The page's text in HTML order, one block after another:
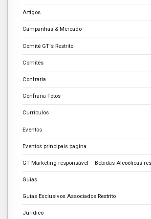
Artigos
Campanhas & Mercado
Comitê GT's Restrito
Comitês
Confraria
Confraria Fotos
Currículos
Eventos
Eventos principais pagina
GT Marketing responsável – Bebidas Alcoólicas
Guias
Guias Exclusivos Associados Restrito
Jurídico